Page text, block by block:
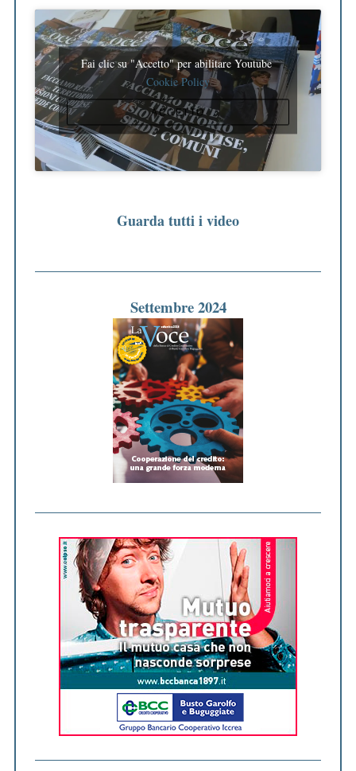
Fai clic su "Accetto" per abilitare Youtube
Cookie Policy
ACCETTO
Guarda tutti i video
Settembre 2024